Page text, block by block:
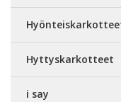
Hyttyskarkotteet
i say